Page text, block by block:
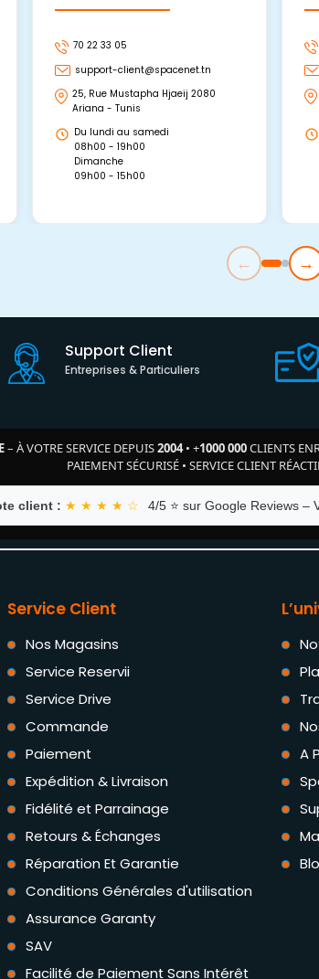
70 22 33 05
support-client@spacenet.tn
25, Rue Mustapha Hjaeij 2080
Ariana - Tunis
Du lundi au samedi
08h00 - 19h00
Dimanche
09h00 - 15h00
← →
Support Client
Entreprises & Particuliers
– À VOTRE SERVICE DEPUIS2004• +1000 000CLIENTS
PAIEMENT SÉCURISÉ • SERVICE CLIENT
client : ★ ★ ★ ★ ☆ 4/5 ⭐ sur Google Reviews –
Service Client
Nos Magasins
Service Reservii
Service Drive
Commande
Paiement
Expédition & Livraison
Fidélité et Parrainage
Retours & Échanges
Réparation Et Garantie
Conditions Générales d'utilisation
Assurance Garanty
SAV
Facilité de Paiement Sans Intérêt
A